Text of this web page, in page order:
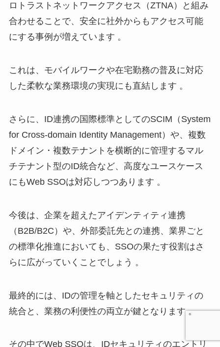
ロトラストネットワークアクセス（ZTNA）と組み
合わせることで、安全に社外からもアクセス可能
にする事例が増えています 。
これは、モバイルワークや在宅勤務の普及に対応
した柔軟な業務環境の実現にも直結します 。
さらに、ID連携の国際標準としてのSCIM（System
for Cross-domain Identity Management）や、複数
ドメイン・複数テナントを横断的に管理するマル
チテナント型のID統合など、高度なユースケース
にもWeb SSOは対応しつつあります 。
今後は、企業を超えたアイデンティティ連携
（B2B/B2C）や、外部委託先との連携、業界ごと
の標準化推進においても、SSOの果たす役割はさ
らに広がっていくことでしょう 。
最終的には、IDの管理を軸としたセキュリティの
統合と、業務の利便性の両立が鍵となります 。
その中でWeb SSOは、IDセキュリティのエントリ